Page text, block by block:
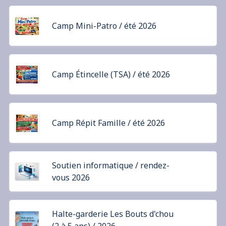
Camp Mini-Patro / été 2026
Camp Étincelle (TSA) / été 2026
Camp Répit Famille / été 2026
Soutien informatique / rendez-
vous 2026
Halte-garderie Les Bouts d'chou